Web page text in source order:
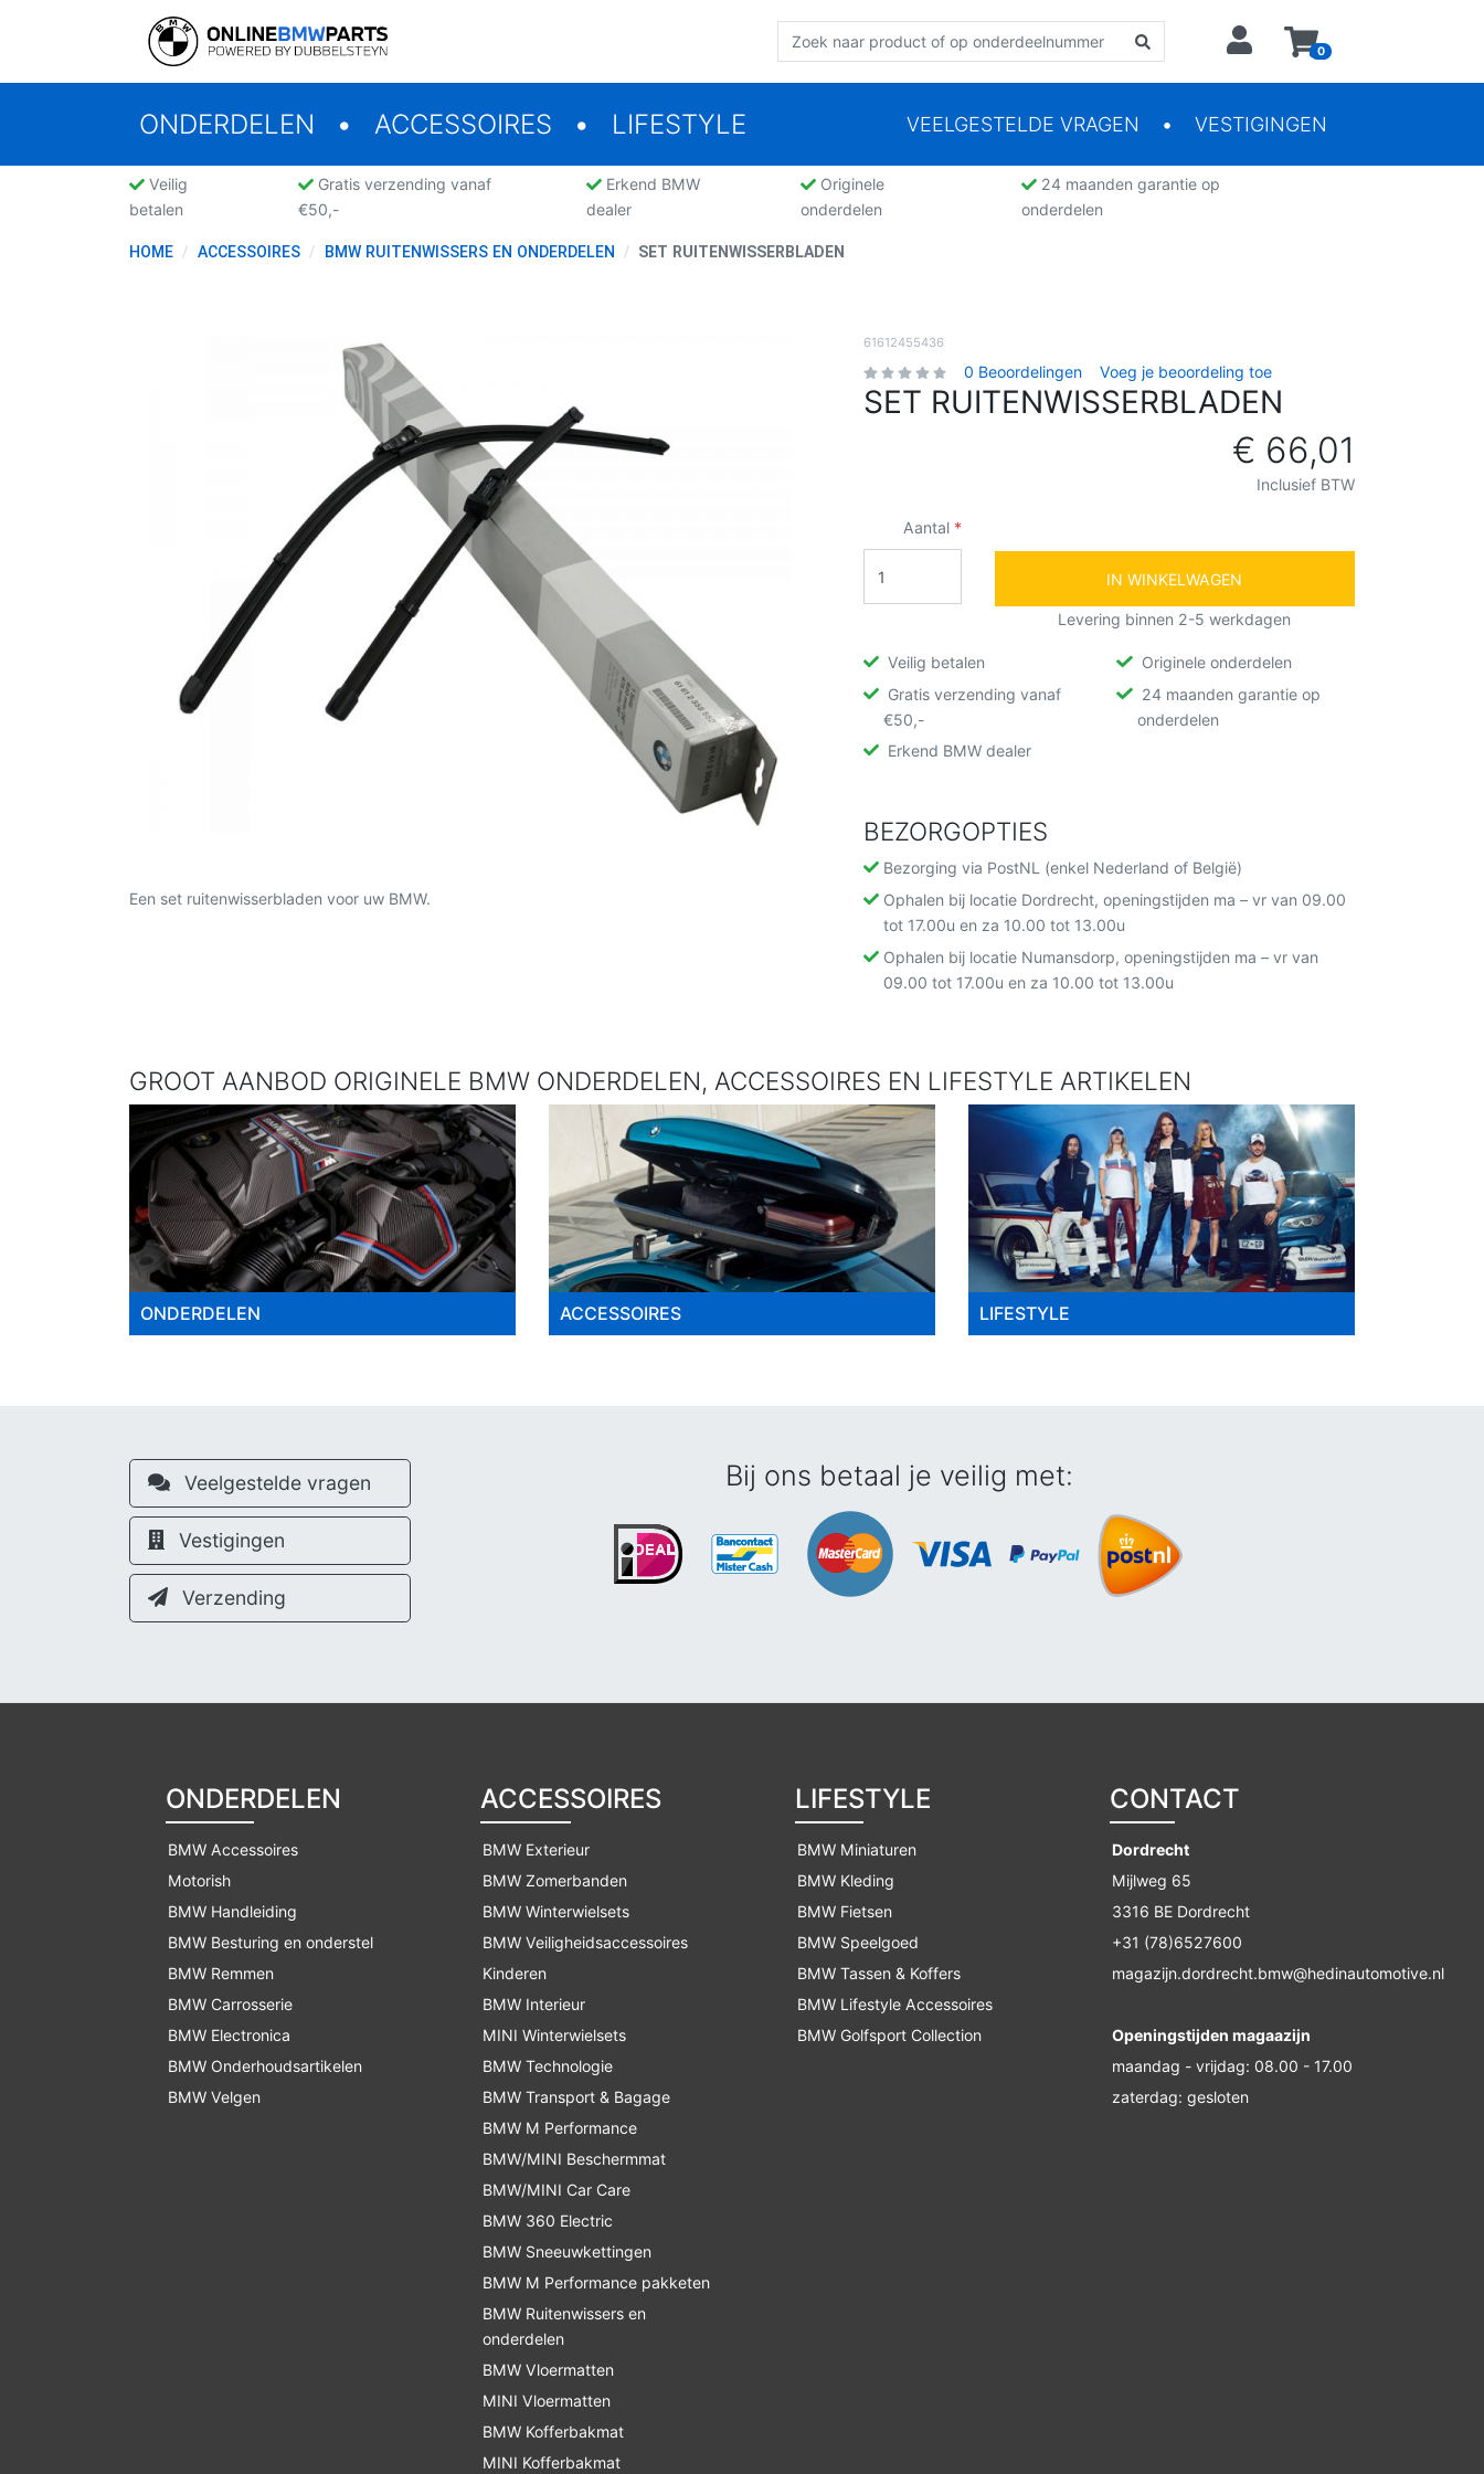
0
ONDERDELEN ACCESSOIRES LIFESTYLE VEELGESTELDE VRAGEN VESTIGINGEN
Veilig
betalen
Gratis verzending vanaf
€50,-
Erkend BMW
dealer
Originele
onderdelen
24 maanden garantie op
onderdelen
HOME ACCESSOIRES BMW RUITENWISSERS EN ONDERDELEN SET RUITENWISSERBLADEN
Een set ruitenwisserbladen voor uw BMW.
61612455436
0 Beoordelingen Voeg je beoordeling toe
SET RUITENWISSERBLADEN
€ 66,01
Inclusief BTW
Aantal
IN WINKELWAGEN
Levering binnen 2-5 werkdagen
Veilig betalen
Gratis verzending vanaf
€50,-
Erkend BMW dealer
Originele onderdelen
24 maanden garantie op
onderdelen
BEZORGOPTIES
Bezorging via PostNL (enkel Nederland of België)
Ophalen bij locatie Dordrecht, openingstijden ma – vr van 09.00
tot 17.00u en za 10.00 tot 13.00u
Ophalen bij locatie Numansdorp, openingstijden ma – vr van
09.00 tot 17.00u en za 10.00 tot 13.00u
GROOT AANBOD ORIGINELE BMW ONDERDELEN, ACCESSOIRES EN LIFESTYLE ARTIKELEN
ONDERDELEN ACCESSOIRES LIFESTYLE
Veelgestelde vragen
Vestigingen
Verzending
Bij ons betaal je veilig met:
ONDERDELEN
BMW Accessoires
Motorish
BMW Handleiding
BMW Besturing en onderstel
BMW Remmen
BMW Carrosserie
BMW Electronica
BMW Onderhoudsartikelen
BMW Velgen
ACCESSOIRES
BMW Exterieur
BMW Zomerbanden
BMW Winterwielsets
BMW Veiligheidsaccessoires
Kinderen
BMW Interieur
MINI Winterwielsets
BMW Technologie
BMW Transport & Bagage
BMW M Performance
BMW/MINI Beschermmat
BMW/MINI Car Care
BMW 360 Electric
BMW Sneeuwkettingen
BMW M Performance pakketen
BMW Ruitenwissers en
onderdelen
BMW Vloermatten
MINI Vloermatten
BMW Kofferbakmat
MINI Kofferbakmat
LIFESTYLE
BMW Miniaturen
BMW Kleding
BMW Fietsen
BMW Speelgoed
BMW Tassen & Koffers
BMW Lifestyle Accessoires
BMW Golfsport Collection
CONTACT
Dordrecht
Mijlweg 65
3316 BE Dordrecht
+31 (78)6527600
magazijn.dordrecht.bmw@hedinautomotive.nl
Openingstijden magaazijn
maandag - vrijdag: 08.00 - 17.00
zaterdag: gesloten